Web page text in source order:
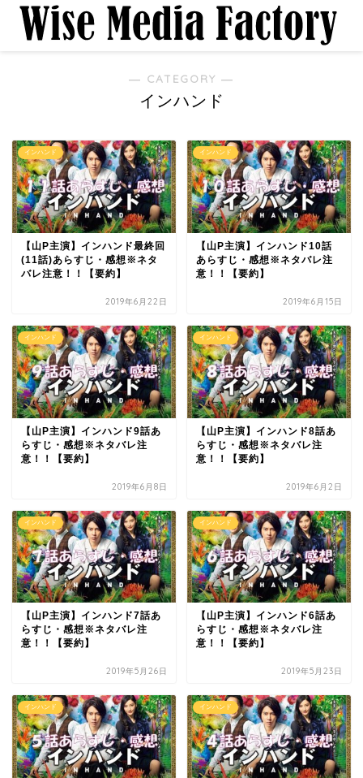
― CATEGORY ―
インハンド
インハンド
【山P主演】インハンド最終回
(11話)あらすじ・感想※ネタ
バレ注意！！【要約】
2019年6月22日
インハンド
【山P主演】インハンド10話
あらすじ・感想※ネタバレ注
意！！【要約】
2019年6月15日
インハンド
【山P主演】インハンド9話あ
らすじ・感想※ネタバレ注
意！！【要約】
2019年6月8日
インハンド
【山P主演】インハンド8話あ
らすじ・感想※ネタバレ注
意！！【要約】
2019年6月2日
インハンド
【山P主演】インハンド7話あ
らすじ・感想※ネタバレ注
意！！【要約】
2019年5月26日
インハンド
【山P主演】インハンド6話あ
らすじ・感想※ネタバレ注
意！！【要約】
2019年5月23日
インハンド インハンド